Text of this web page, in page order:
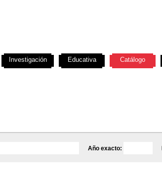
Año exacto:
Investigación Educativa Catálogo